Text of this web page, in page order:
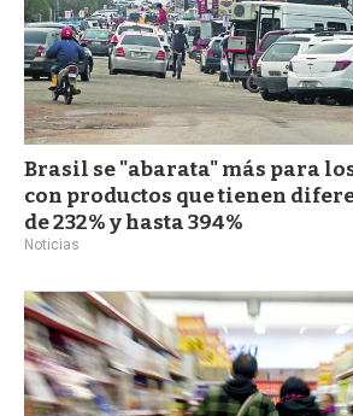
Brasil se "abarata" más para
con productos que tienen
de 232% y hasta 394%
Noticias